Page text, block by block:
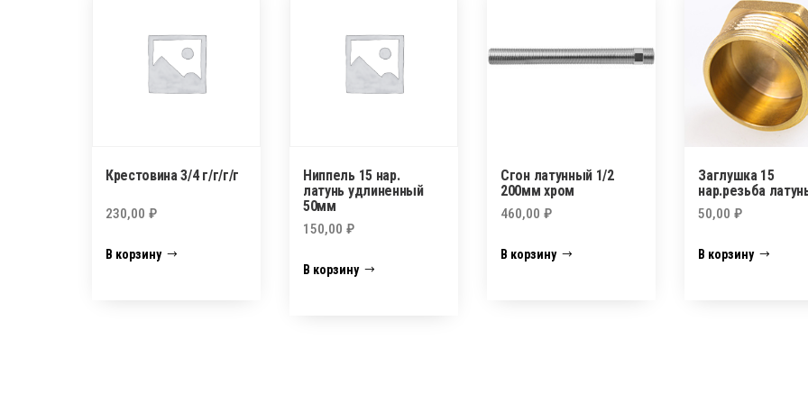
Крестовина 3/4 г/г/г/г
230,00 ₽
В корзину
Ниппель 15 нар.
латунь удлиненный
50мм
150,00₽
В корзину
Сгон латунный 1/2
200мм хром
460,00₽
В корзину
Заглушка 15
нар.резьба
50,00₽
В корзину